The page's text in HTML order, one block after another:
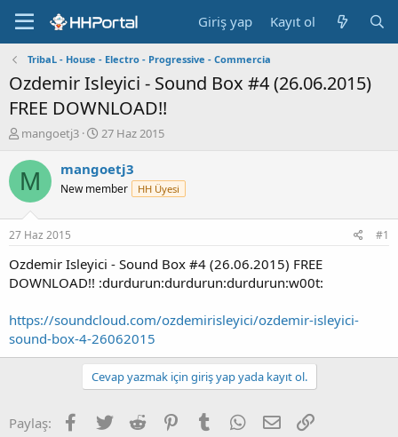
Giriş yap Kayıt ol
TribaL - House - Electro - Progressive - Commercia
Ozdemir Isleyici - Sound Box #4 (26.06.2015)
FREE DOWNLOAD!!
K
n
b
u
u
b
a
ş
l
t
a
n
mangoetj3
B
ş
a
ç
a
i
h
i
27 Haz 2015
M mangoetj3
New member HH Üyesi
27 Haz 2015 #1
Ozdemir Isleyici - Sound Box #4 (26.06.2015) FREE
DOWNLOAD!! :durdurun:durdurun:durdurun:w00t:
https://soundcloud.com/ozdemirisleyici/ozdemir-isleyici-
sound-box-4-26062015
Cevap yazmak için giriş yap yada kayıt ol.
Paylaş: Facebook
Twitter Reddit PinterestTumblr WhatsApp
E-posta